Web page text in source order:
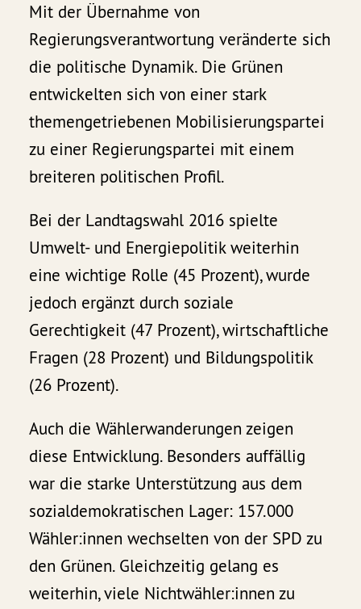
Mit der Übernahme von
Regierungsverantwortung veränderte sich
die politische Dynamik. Die Grünen
entwickelten sich von einer stark
themengetriebenen Mobilisierungspartei
zu einer Regierungspartei mit einem
breiteren politischen Profil.
Bei der Landtagswahl 2016 spielte
Umwelt- und Energiepolitik weiterhin
eine wichtige Rolle (45 Prozent), wurde
jedoch ergänzt durch soziale
Gerechtigkeit (47 Prozent), wirtschaftliche
Fragen (28 Prozent) und Bildungspolitik
(26 Prozent).
Auch die Wählerwanderungen zeigen
diese Entwicklung. Besonders auffällig
war die starke Unterstützung aus dem
sozialdemokratischen Lager: 157.000
Wähler:innen wechselten von der SPD zu
den Grünen. Gleichzeitig gelang es
weiterhin, viele Nichtwähler:innen zu